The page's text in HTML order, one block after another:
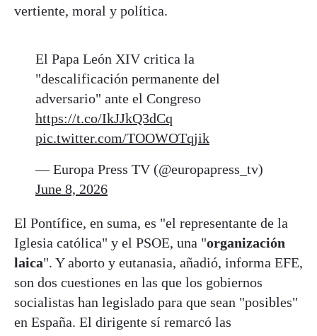
vertiente, moral y política.
El Papa León XIV critica la
"descalificación permanente del
adversario" ante el Congreso
https://t.co/IkJJkQ3dCq
pic.twitter.com/TOOWOTqjik
— Europa Press TV (@europapress_tv)
June 8, 2026
El Pontífice, en suma, es "el representante de la
Iglesia católica" y el PSOE, una "organización
laica". Y aborto y eutanasia, añadió, informa EFE,
son dos cuestiones en las que los gobiernos
socialistas han legislado para que sean "posibles"
en España. El dirigente sí remarcó las